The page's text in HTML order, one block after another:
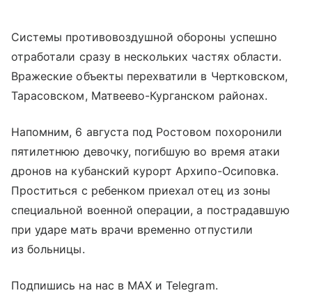
Системы противовоздушной обороны успешно
отработали сразу в нескольких частях области.
Вражеские объекты перехватили в Чертковском,
Тарасовском, Матвеево-Курганском районах.
Напомним, 6 августа под Ростовом похоронили
пятилетнюю девочку, погибшую во время атаки
дронов на кубанский курорт Архипо-Осиповка.
Проститься с ребенком приехал отец из зоны
специальной военной операции, а пострадавшую
при ударе мать врачи временно отпустили
из больницы.
Подпишись на нас в МАХ и Telegram.